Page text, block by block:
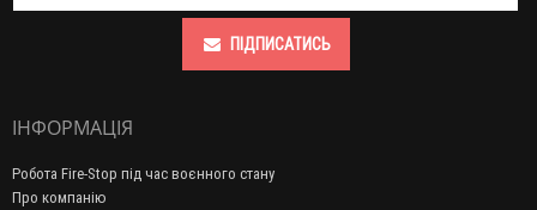
ПІДПИСАТИСЬ
ІНФОРМАЦІЯ
Робота Fire-Stop під час воєнного стану
Про компанію